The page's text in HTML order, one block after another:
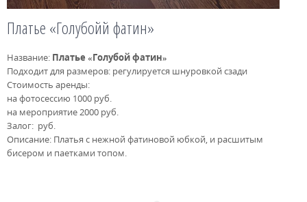
Платье «Голубойй фатин»
Название: Платье «Голубой фатин»
Подходит для размеров: регулируется шнуровкой сзади
Стоимость аренды:
на фотосессию 1000 руб.
на мероприятие 2000 руб.
Залог: руб.
Описание: Платья с нежной фатиновой юбкой, и расшитым
бисером и паетками топом.